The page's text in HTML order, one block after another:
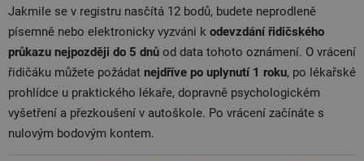
Jakmile se v registru nasčítá 12 bodů, budete neprodleně
písemně nebo elektronicky vyzváni k odevzdání řidičského
průkazu nejpozději do 5 dnů od data tohoto oznámení. O vrácení
řidičáku můžete požádat nejdříve po uplynutí 1 roku, po lékařské
prohlídce u praktického lékaře, dopravně psychologickém
vyšetření a přezkoušení v autoškole. Po vrácení začínáte s
nulovým bodovým kontem.